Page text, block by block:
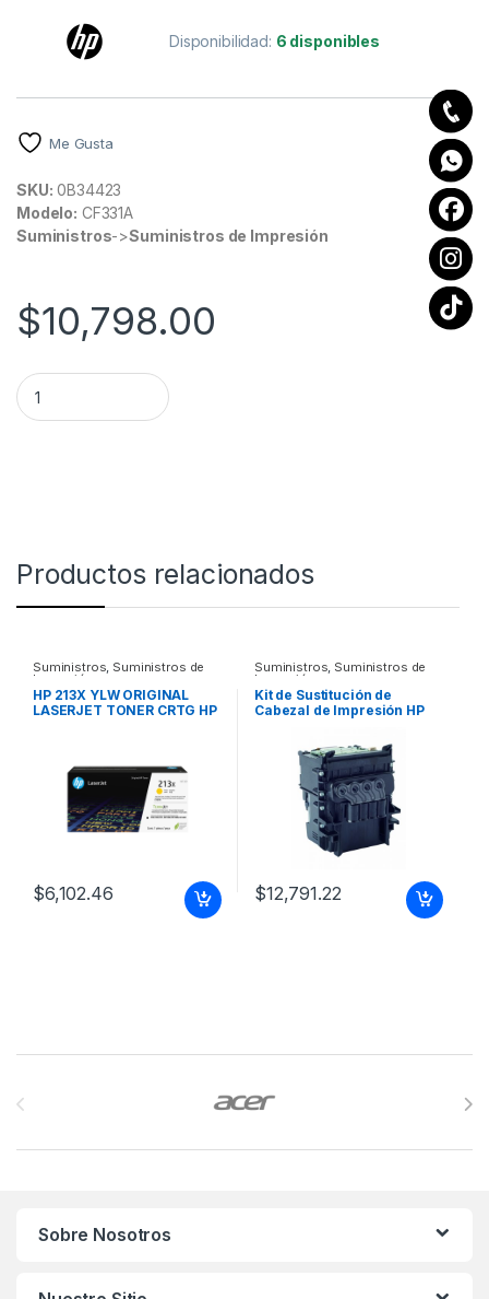
Disponibilidad: 6 disponibles
Me Gusta
SKU: 0B34423
Modelo: CF331A
Suministros->Suministros de Impresión
$10,798.00
HP 654A CYAN LASERJET TONER CARTRIDGE quantity
Productos relacionados
Suministros, Suministros de
Impresión
HP 213X YLW ORIGINAL
LASERJET TONER CRTG HP
$6,102.46
Suministros, Suministros de
Impresión
Kit de Sustitución de
Cabezal de Impresión HP
TINTA AMPLIO FORMATO
F9J81A
$12,791.22
Sobre Nosotros